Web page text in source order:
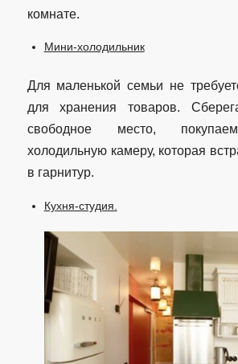
комнате.
Мини-холодильник
Для маленькой семьи не
для хранения товаров.
свободное место,
холодильную камеру, которая
в гарнитур.
Кухня-студия.